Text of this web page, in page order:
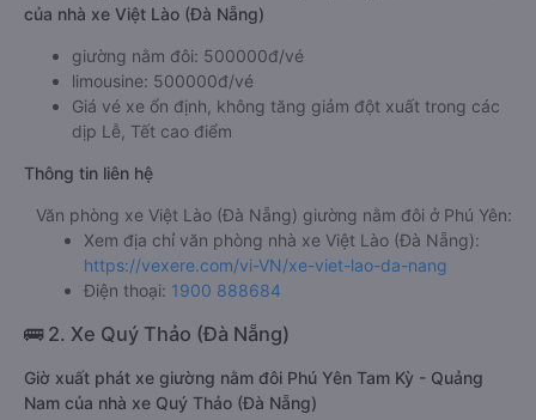
của nhà xe Việt Lào (Đà Nẵng)
giường nằm đôi: 500000đ/vé
limousine: 500000đ/vé
Giá vé xe ổn định, không tăng giảm đột xuất trong các
dịp Lễ, Tết cao điểm
Thông tin liên hệ
Văn phòng xe Việt Lào (Đà Nẵng) giường nằm đôi ở Phú Yên:
Xem địa chỉ văn phòng nhà xe Việt Lào (Đà Nẵng):
https://vexere.com/vi-VN/xe-viet-lao-da-nang
Điện thoại: 1900 888684
🚌 2. Xe Quý Thảo (Đà Nẵng)
Giờ xuất phát xe giường nằm đôi Phú Yên Tam Kỳ - Quảng
Nam của nhà xe Quý Thảo (Đà Nẵng)